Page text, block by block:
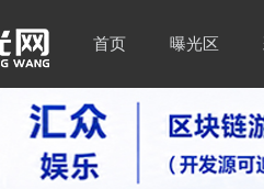
首页 曝光区